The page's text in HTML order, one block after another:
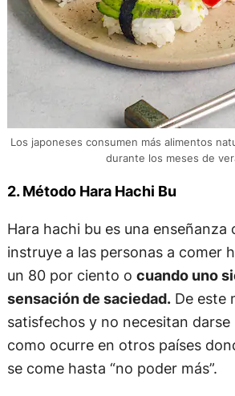
Los japoneses consumen más alimentos
durante los meses de
2. Método Hara Hachi Bu
Hara hachi bu es una enseñanza
instruye a las personas a comer
un 80 por ciento o cuando uno
sensación de saciedad.De este
satisfechos y no necesitan
como ocurre en otros países
se come hasta “no poder más”.